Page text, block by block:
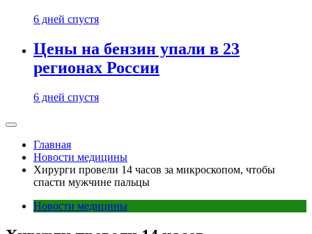
6 дней спустя
Цены на бензин упали в 23
регионах России
6 дней спустя
Главная
Новости медицины
Хирурги провели 14 часов за микроскопом, чтобы
спасти мужчине пальцы
Новости медицины